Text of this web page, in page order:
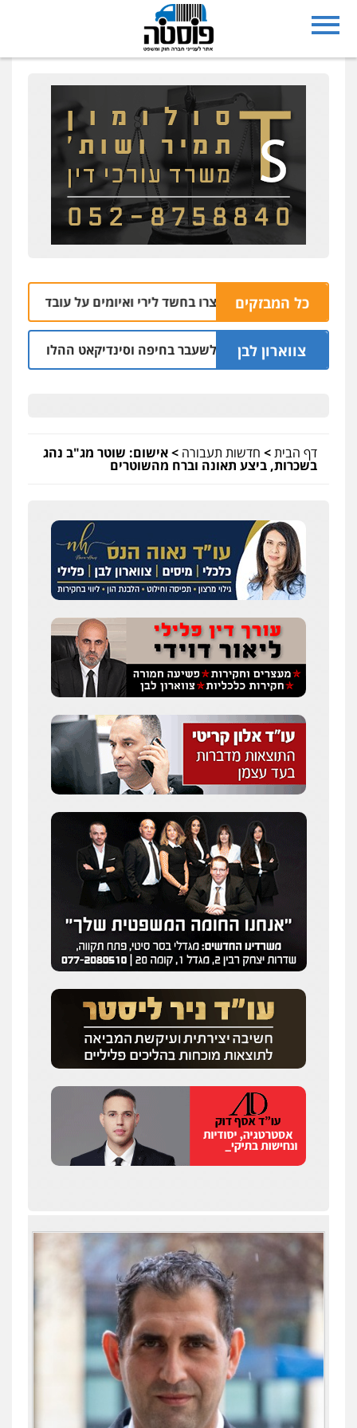
כל המבזקים
שבע: שניים נעצרו בחשד לירי ואיומים על עובדי חברת חשמל
צווארון לבן
אישום: יו"ר ש"ס לשעבר בחיפה וסינדיקאט ההלוואות של
דף הבית> חדשות תעבורה >אישום: שוטר מג"ב נהג
בשכרות, ביצע תאונה וברח מהשוטרים
סלימאן אבו שעירה – משרד עורכי דין
פלילי בטחוני צבאי נזיקין
0547780927
דוד אפרים משרד עורכי דין
פלילי צווארון לבן מס הכנסה מע"מ